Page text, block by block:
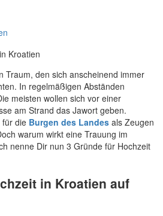
Traum, den sich anscheinend immer
In regelmäßigen Abständen
meisten wollen sich vor einer
am Strand das Jawort geben.
für die Burgen des Landes als Zeugen
warum wirkt eine Trauung im
nenne Dir nun 3 Gründe für Hochzeit
in Kroatien auf